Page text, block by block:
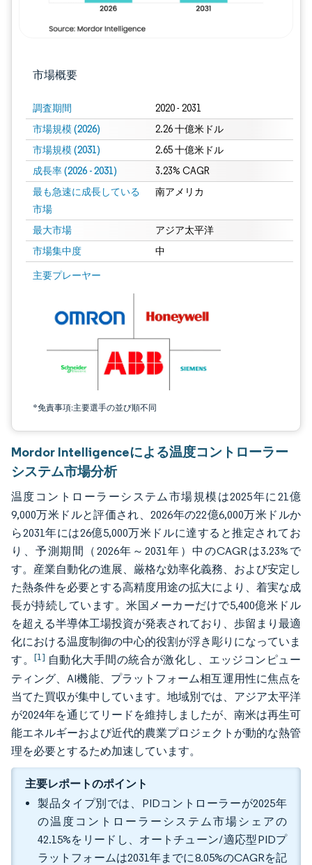
市場概要
調査期間 2020 - 2031
市場規模 (2026) 2.26 十億米ドル
市場規模 (2031) 2.65 十億米ドル
成長率 (2026 - 2031) 3.23% CAGR
最も急速に成長している
市場
南アメリカ
最大市場 アジア太平洋
市場集中度 中
主要プレーヤー
*免責事項:主要選手の並び順不同
画像 © Mordor Intelligence。再利用にはCC BY 4.0の表示が必要です。
Mordor Intelligenceによる温度コントローラー
システム市場分析
温度コントローラーシステム市場規模は2025年に21億
9,000万米ドルと評価され、2026年の22億6,000万米ドルか
ら2031年には26億5,000万米ドルに達すると推定されてお
り、予測期間（2026年～2031年）中のCAGRは3.23%で
す。産業自動化の進展、厳格な効率化義務、および安定し
た熱条件を必要とする高精度用途の拡大により、着実な成
長が持続しています。米国メーカーだけで5,400億米ドル
を超える半導体工場投資が発表されており、歩留まり最適
化における温度制御の中心的役割が浮き彫りになっていま
す。[1] 自動化大手間の統合が激化し、エッジコンピュー
ティング、AI機能、プラットフォーム相互運用性に焦点を
当てた買収が集中しています。地域別では、アジア太平洋
が2024年を通じてリードを維持しましたが、南米は再生可
能エネルギーおよび近代的農業プロジェクトが動的な熱管
理を必要とするため加速しています。
主要レポートのポイント
製品タイプ別では、PIDコントローラーが2025年
の温度コントローラーシステム市場シェアの
42.15%をリードし、オートチューン/適応型PIDプ
ラットフォームは2031年までに8.05%のCAGRを記